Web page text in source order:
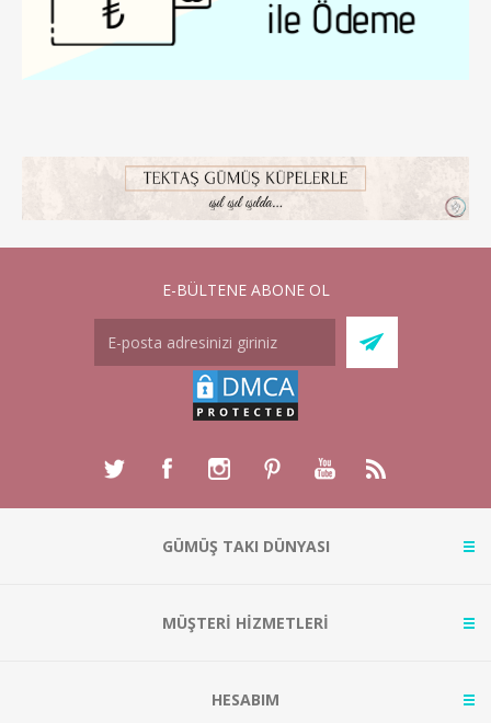
E-BÜLTENE ABONE OL
GÜMÜŞ TAKI DÜNYASI
MÜŞTERİ HİZMETLERİ
HESABIM